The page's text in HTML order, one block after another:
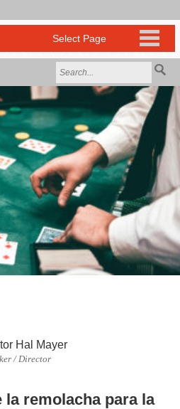
Hal Mayer
/ Director
la remolacha para la